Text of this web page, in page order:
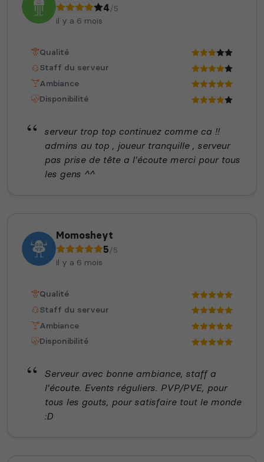
4/5
il y a 6 mois
Qualité
Staff du serveur
Ambiance
Disponibilité
serveur trop top continuez comme ca !!
admins au top , joueur tranquille , serveur
pas prise de tête a l'écoute merci pour tous
les gens ^^
Momosheyt
5/5
il y a 6 mois
Qualité
Staff du serveur
Ambiance
Disponibilité
Serveur avec bonne ambiance, staff a
l'écoute. Events réguliers. PVP/PVE, pour
tous les gouts, pour satisfaire tout le monde
:D